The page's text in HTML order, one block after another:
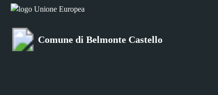
Comune di Belmonte Castello